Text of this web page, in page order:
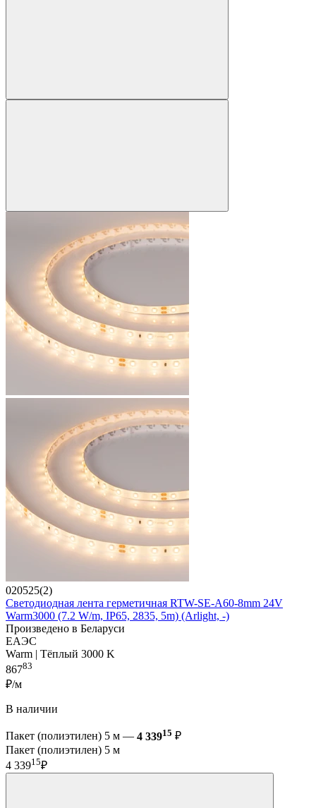
020525(2)
Светодиодная лента герметичная RTW-SE-A60-8mm 24V
Warm3000 (7.2 W/m, IP65, 2835, 5m) (Arlight, -)
Произведено в Беларуси
ЕАЭС
Warm | Тёплый 3000 K
86783
₽/м
В наличии
Пакет (полиэтилен) 5 м — 4 33915 ₽
Пакет (полиэтилен) 5 м
4 33915₽